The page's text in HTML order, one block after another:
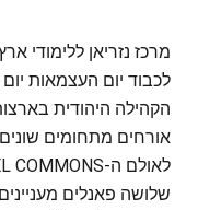
לכבוד יום העצמאות
אורחים מתחומים
שלושה פאנלים